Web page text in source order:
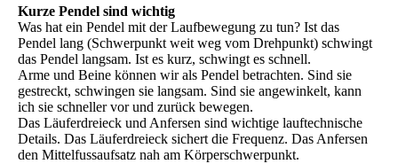
Kurze Pendel sind wichtig
Was hat ein Pendel mit der Laufbewegung zu tun? Ist das
Pendel lang (Schwerpunkt weit weg vom Drehpunkt) schwingt
das Pendel langsam. Ist es kurz, schwingt es schnell.
Arme und Beine können wir als Pendel betrachten. Sind sie
gestreckt, schwingen sie langsam. Sind sie angewinkelt, kann
ich sie schneller vor und zurück bewegen.
Das Läuferdreieck und Anfersen sind wichtige lauftechnische
Details. Das Läuferdreieck sichert die Frequenz. Das Anfersen
den Mittelfussaufsatz nah am Körperschwerpunkt.